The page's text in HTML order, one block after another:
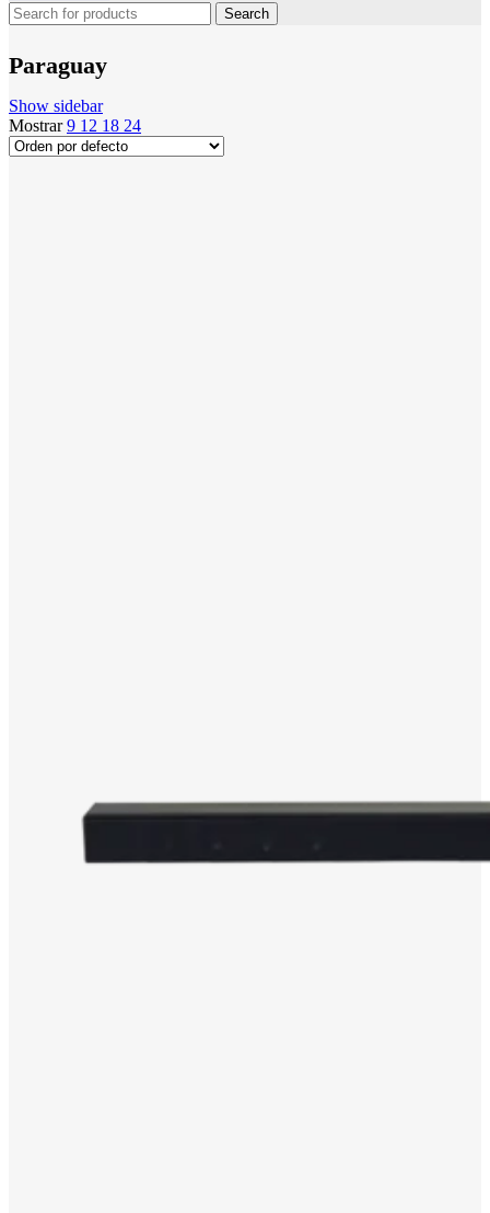
Search
Paraguay
Show sidebar
Mostrar9 12 18 24